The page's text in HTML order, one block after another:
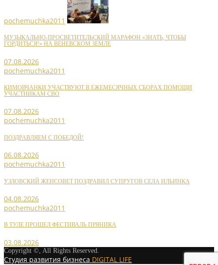
pochemuchka2011
МУЗЫКАЛЬНО-ПРОСВЕТИТЕЛЬСКИЙ МАРАФОН «ЗНАТЬ, ЧТОБЫ
ГОРДИТЬСЯ!» НА ВЕНЕВСКОМ ЗЕМЛЕ
07.08.2026
pochemuchka2011
КИМОВЧАНКИ УЧАСТВУЮТ В ЕЖЕМЕСЯЧНЫХ СБОРАХ ПОМОЩИ
УЧАСТНИКАМ СВО
07.08.2026
pochemuchka2011
ПОЗДРАВЛЯЕМ С ПОБЕДОЙ!
06.08.2026
pochemuchka2011
УЗЛОВСКИЙ ЖЕНСОВЕТ ПОЗДРАВИЛ СУПРУГОВ СЕЛА ИЛЬИНКА
04.08.2026
pochemuchka2011
В ТУЛЕ ПРОШЕЛ ФЕСТИВАЛЬ ПРЯНИКА
03.08.2026
Copyright ©, All Rights Reserved.
Студия развития бизнеса DIGITAL LIFE